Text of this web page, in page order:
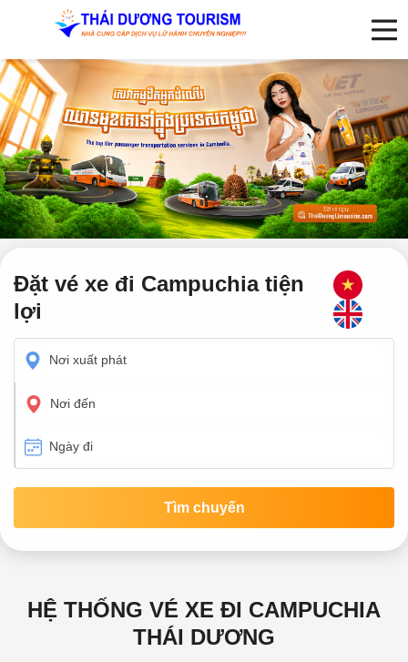
Đặt vé xe đi Campuchia tiện
lợi
Nơi xuất phát
Nơi đến
Tìm chuyến
HỆ THỐNG VÉ XE ĐI CAMPUCHIA
THÁI DƯƠNG